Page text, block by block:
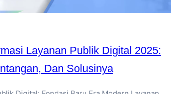
Layanan Publik Digital 2025:
Dan Solusinya